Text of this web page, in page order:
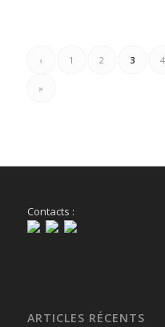
‹ 1 2 3 4
»
Contacts :
ARTICLES RÉCENTS